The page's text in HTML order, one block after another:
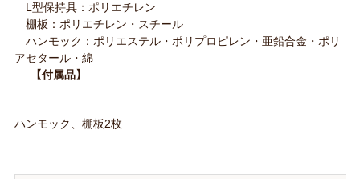
L型保持具：ポリエチレン
棚板：ポリエチレン・スチール
ハンモック：ポリエステル・ポリプロピレン・亜鉛合金・ポリ
アセタール・綿
【付属品】
ハンモック、棚板2枚